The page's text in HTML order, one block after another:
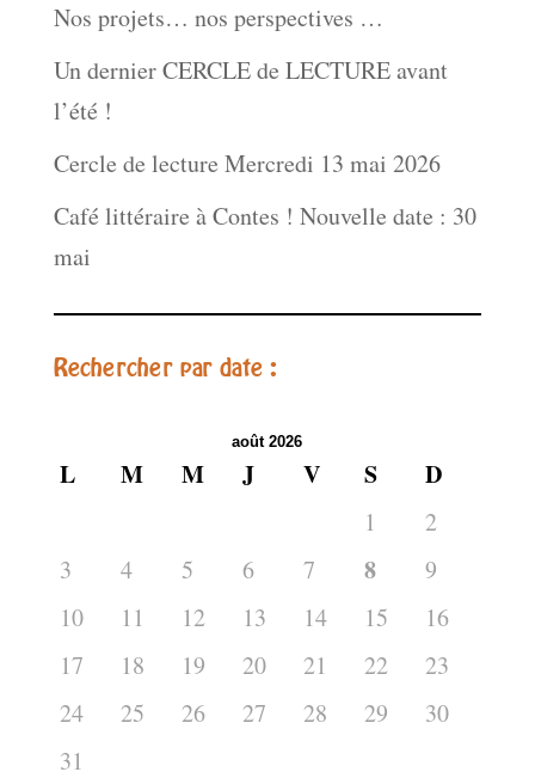
Nos projets… nos perspectives …
Un dernier CERCLE de LECTURE avant
l’été !
Cercle de lecture Mercredi 13 mai 2026
Café littéraire à Contes ! Nouvelle date : 30
mai
Rechercher par date :
août 2026
L M M J V S D
1
2
3
4 5 6 7 8
9
10
11 12 13 14 15
16
17
18 19 20 21 22
23
24
25 26 27 28 29
30
31